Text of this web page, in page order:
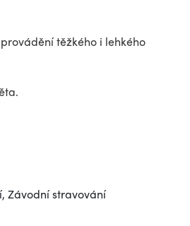
těžkého i lehkého
Závodní stravování